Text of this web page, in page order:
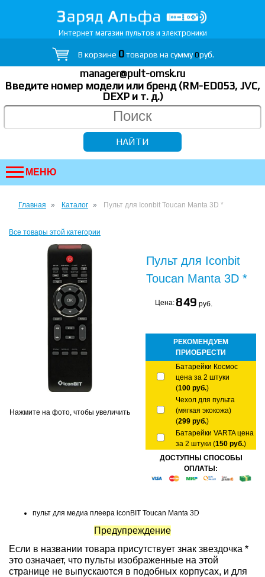
Интернет магазин пультов и электроники
В корзине 0товаров на сумму0руб.
manager@pult-omsk.ru
Введите номер модели или бренд (RM-ED053, JVC,
DEXP и т. д.)
МЕНЮ
Главная Каталог Пульт для Iconbit Toucan Manta 3D *
Все товары этой категории
Нажмите на фото, чтобы увеличить
Пульт для Iconbit
Toucan Manta 3D *
Цена: 849 руб.
РЕКОМЕНДУЕМ
ПРИОБРЕСТИ
Батарейки Космос
цена за 2 штуки
(100 руб.)
Чехол для пульта
(мягкая экокожа)
(299 руб.)
Батарейки VARTA цена
за 2 штуки (150 руб.)
ДОСТУПНЫ СПОСОБЫ
ОПЛАТЫ:
пульт для медиа плеера iconBIT Toucan Manta 3D
Предупреждение
Если в названии товара присутствует знак звездочка *
это означает, что пульты изображенные на этой
странице не выпускаются в подобных корпусах, и для